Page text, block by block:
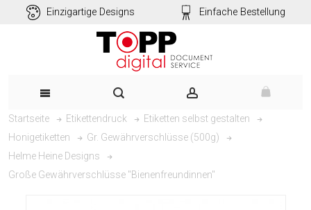
Einzigartige Designs Einfache Bestellung
Startseite Etikettendruck
Etiketten selbst gestalten
Honigetiketten
Gr. Gewährverschlüsse (500g)
Helme Heine Designs
Große Gewährverschlüsse "Bienenfreundinnen"